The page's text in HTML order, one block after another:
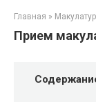
Главная »
Прием